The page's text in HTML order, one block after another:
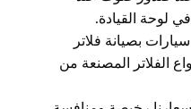
لوحة القيادة.
بصيانة فلاتر
الفلاتر المصنعة من